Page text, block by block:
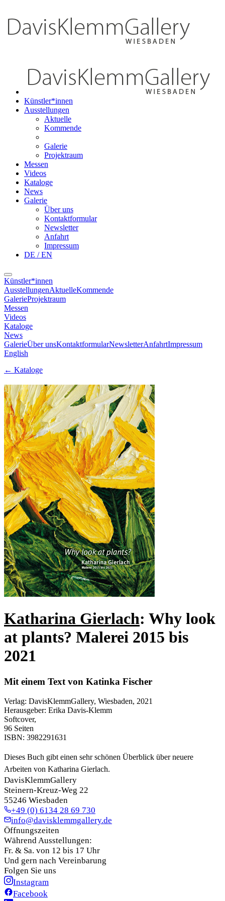
Künstler*innen
Ausstellungen
Aktuelle
Kommende
Galerie
Projektraum
Messen
Videos
Kataloge
News
Galerie
Über uns
Kontaktformular
Newsletter
Anfahrt
Impressum
DE / EN
Künstler*innen
AusstellungenAktuelleKommende
GalerieProjektraum
Messen
Videos
Kataloge
News
GalerieÜber unsKontaktformularNewsletterAnfahrtImpressum
English
← Kataloge
Katharina Gierlach: Why look
at plants? Malerei 2015 bis
2021
Mit einem Text von Katinka Fischer
Verlag: DavisKlemmGallery, Wiesbaden, 2021
Herausgeber: Erika Davis-Klemm
Softcover,
96 Seiten
ISBN: 3982291631
Dieses Buch gibt einen sehr schönen Überblick über neuere
Arbeiten von Katharina Gierlach.
DavisKlemmGallery
Steinern-Kreuz-Weg 22
55246 Wiesbaden
+49 (0) 6134 28 69 730
info@davisklemmgallery.de
Öffnungszeiten
Während Ausstellungen:
Fr. & Sa. von 12 bis 17 Uhr
Und gern nach Vereinbarung
Folgen Sie uns
Instagram
Facebook